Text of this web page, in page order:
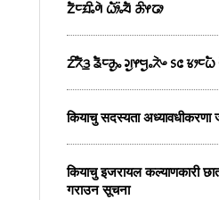
ᤁᤠᤰᤀᤡᤱᤛᤧ ᤐᤥ᤺ᤱᤔᤠ ᤌᤡᤶᤒᤣ
ᤁᤡᤖᤠᤋ᤻ ᤕᤠᤰᤌᤢᤱ ᤆᤢᤶᤗᤢᤱᤖᤧᤴ ᥉᥋ ᤃᤣᤰᤐᤠ
कियाचु सदस्यता
कियाचु इजरायल कल्याणकारी
गराउन सूचना